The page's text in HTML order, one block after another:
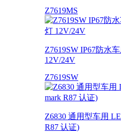
Z7619MS
Z7619SW IP67防水
12V/24V
Z7619SW
Z6830 通用型车用
R87 认证)